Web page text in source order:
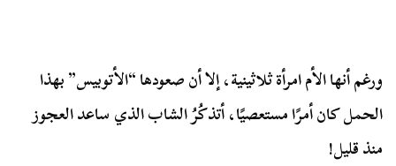
ورغم أنها الأم امرأة ثلاثينية، إلا أن صعودها “الأتوبيس” بهذا
الحمل كان أمرًا مستعصيًا، أتذكُرُ الشاب الذي ساعد العجوز
منذ قليل!